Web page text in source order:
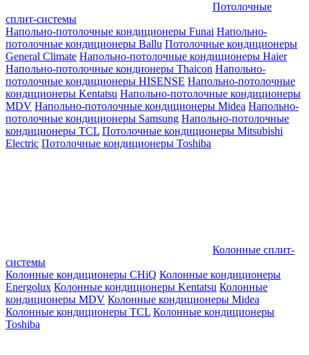
Потолочные
сплит-системы
Напольно-потолочные кондиционеры Funai Напольно-
потолочные кондиционеры Ballu Потолочные кондиционеры
General Climate Напольно-потолочные кондиционеры Haier
Напольно-потолочные кондионеры Thaicon Напольно-
потолочные кондиционеры HISENSE Напольно-потолочные
кондиционеры Kentatsu Напольно-потолочные кондиционеры
MDV Напольно-потолочные кондиционеры Midea Напольно-
потолочные кондиционеры Samsung Напольно-потолочные
кондиционеры TCL Потолочные кондиционеры Mitsubishi
Electric Потолочные кондиционеры Toshiba
Колонные сплит-
системы
Колонные кондиционеры CHiQ Колонные кондиционеры
Energolux Колонные кондиционеры Kentatsu Колонные
кондиционеры MDV Колонные кондиционеры Midea
Колонные кондиционеры TCL Колонные кондиционеры
Toshiba